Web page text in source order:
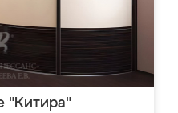
"Китира"